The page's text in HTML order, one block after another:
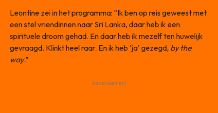
Leontine zei in het programma: “Ik ben op reis geweest met
een stel vriendinnen naar Sri Lanka, daar heb ik een
spirituele droom gehad. En daar heb ik mezelf ten huwelijk
gevraagd. Klinkt heel raar. En ik heb ‘ja’ gezegd, by the
way.”
- Advertisement -